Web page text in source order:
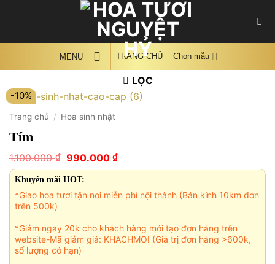
MENU TRANG CHỦ Chọn mẫu
LỌC
-10%
Trang chủ / Hoa sinh nhật
Tím
1.100.000₫ Giá
gốc
là:
1.100.000 ₫.
990.000 ₫Giá
hiện
990.000 ₫.
Khuyến mãi HOT:
*Giao hoa tươi tận nơi miễn phí nội thành (Bán kính 10km đơn
trên 500k)
*Giảm ngay 20k cho khách hàng mới tạo đơn hàng trên
website-Mã giảm giá: KHACHMOI (Giá trị đơn hàng >600k,
số lượng có hạn)